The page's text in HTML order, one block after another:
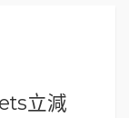
立減